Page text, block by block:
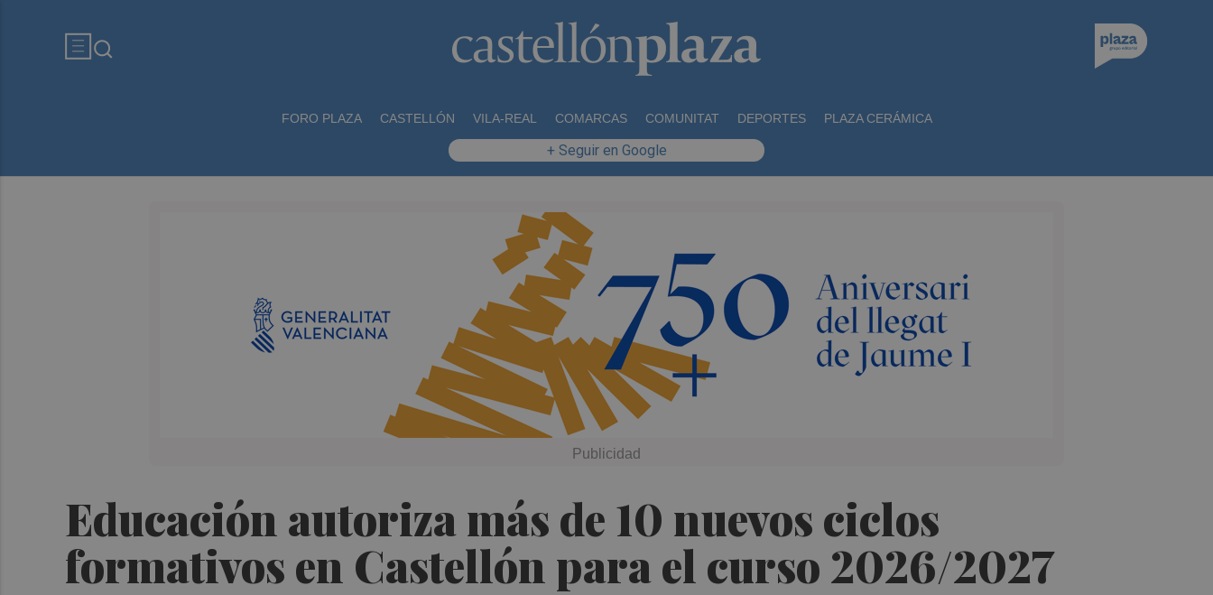
FORO PLAZA CASTELLÓN VILA-REAL COMARCAS COMUNITAT DEPORTES PLAZA CERÁMICA
+ Seguir en Google
Educación autoriza más de 10 nuevos ciclos
formativos en Castellón para el curso 2026/2027